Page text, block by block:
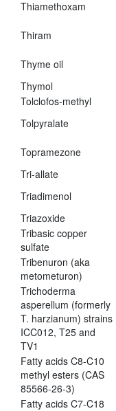
Thiamethoxam
Thiram
Thyme oil
Thymol
Tolclofos-methyl
Tolpyralate
Topramezone
Tri-allate
Triadimenol
Triazoxide
Tribasic copper
sulfate
Tribenuron (aka
metometuron)
Trichoderma
asperellum (formerly
T. harzianum) strains
ICC012, T25 and
TV1
Fatty acids C8-C10
methyl esters (CAS
85566-26-3)
Fatty acids C7-C18